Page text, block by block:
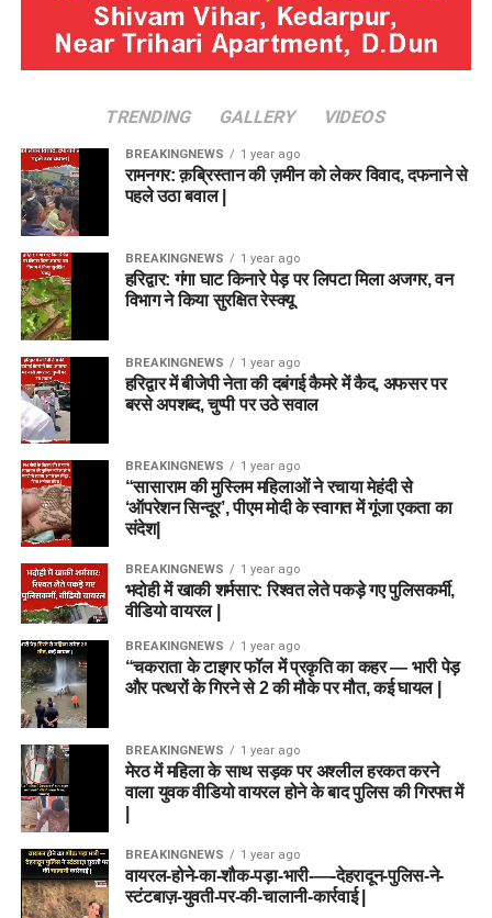
TRENDING GALLERY VIDEOS
BREAKINGNEWS 1 year ago
रामनगर: क़ब्रिस्तान की ज़मीन को लेकर विवाद, दफनाने से
पहले उठा बवाल |
BREAKINGNEWS 1 year ago
हरिद्वार: गंगा घाट किनारे पेड़ पर लिपटा मिला अजगर, वन
विभाग ने किया सुरक्षित रेस्क्यू
BREAKINGNEWS 1 year ago
हरिद्वार में बीजेपी नेता की दबंगई कैमरे में कैद, अफसर पर
बरसे अपशब्द, चुप्पी पर उठे सवाल
BREAKINGNEWS 1 year ago
“सासाराम की मुस्लिम महिलाओं ने रचाया मेहंदी से
‘ऑपरेशन सिन्दूर’, पीएम मोदी के स्वागत में गूंजा एकता का
संदेश|
BREAKINGNEWS 1 year ago
भदोही में खाकी शर्मसार: रिश्वत लेते पकड़े गए पुलिसकर्मी,
वीडियो वायरल |
BREAKINGNEWS 1 year ago
“चकराता के टाइगर फॉल में प्रकृति का कहर — भारी पेड़
और पत्थरों के गिरने से 2 की मौके पर मौत, कई घायल |
BREAKINGNEWS 1 year ago
मेरठ में महिला के साथ सड़क पर अश्लील हरकत करने
वाला युवक वीडियो वायरल होने के बाद पुलिस की गिरफ्त में
BREAKINGNEWS 1 year ago
वायरल-होने-का-शौक-पड़ा-भारी-—-देहरादून-पुलिस-ने-
स्टंटबाज़-युवती-पर-की-चालानी-कार्रवाई |